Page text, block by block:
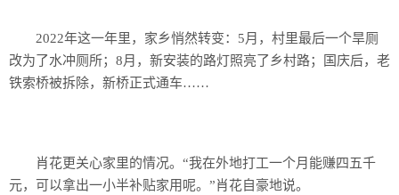
2022年这一年里，家乡悄然转变：5月，村里最后一个旱厕
改为了水冲厕所；8月，新安装的路灯照亮了乡村路；国庆后，老
铁索桥被拆除，新桥正式通车……
肖花更关心家里的情况。“我在外地打工一个月能赚四五千
元，可以拿出一小半补贴家用呢。”肖花自豪地说。